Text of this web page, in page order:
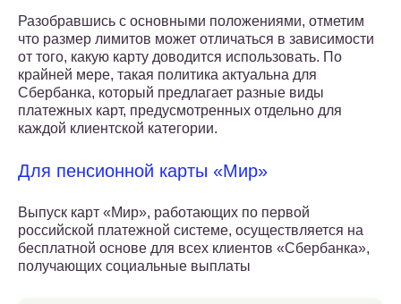
Разобравшись с основными положениями, отметим
что размер лимитов может отличаться в зависимости
от того, какую карту доводится использовать. По
крайней мере, такая политика актуальна для
Сбербанка, который предлагает разные виды
платежных карт, предусмотренных отдельно для
каждой клиентской категории.
Для пенсионной карты «Мир»
Выпуск карт «Мир», работающих по первой
российской платежной системе, осуществляется на
бесплатной основе для всех клиентов «Сбербанка»,
получающих социальные выплаты